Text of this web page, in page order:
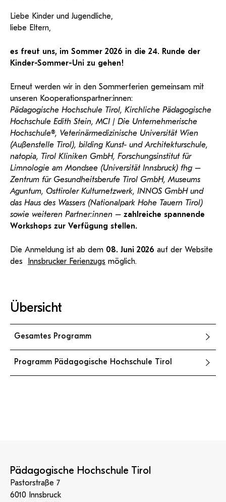
Liebe Kinder und Jugendliche,
liebe Eltern,
es freut uns, im Sommer 2026 in die 24. Runde der
Kinder-Sommer-Uni zu gehen!
Erneut werden wir in den Sommerferien gemeinsam mit
unseren Kooperationspartner:innen:
Pädagogische Hochschule Tirol, Kirchliche Pädagogische
Hochschule Edith Stein, MCI | Die Unternehmerische
Hochschule®, Veterinärmedizinische Universität Wien
(Außenstelle Tirol), bilding Kunst- und Architekturschule,
natopia, Tirol Kliniken GmbH, Forschungsinstitut für
Limnologie am Mondsee (Universität Innsbruck) fhg –
Zentrum für Gesundheitsberufe Tirol GmbH, Museums
Aguntum, Osttiroler Kulturnetzwerk, INNOS GmbH und
das Haus des Wassers (Nationalpark Hohe Tauern Tirol)
sowie weiteren Partner:innen – zahlreiche spannende
Workshops zur Verfügung stellen.
Die Anmeldung ist ab dem 08. Juni 2026 auf der Website
des
Innsbrucker Ferienzugs möglich.
Übersicht
Gesamtes Programm
Programm Pädagogische Hochschule Tirol
Pädagogische Hochschule Tirol
Pastorstraße 7
6010 Innsbruck
Dokumentationen in
öffentlich-rechtlicher Qualität.
Support
Anleitung
Antragsformular
sicheren Versand großer
Dateien.
BA/MA Anträge,
Forschungsanträge, Formulare,
Support-Webadmin
Bitte kontaktieren Sie unsere Mitarbeiter:innen nicht über
angegebenen Hilfebutton.
Service
Ideen und Verbesserungen Campus
Login Webredaktion